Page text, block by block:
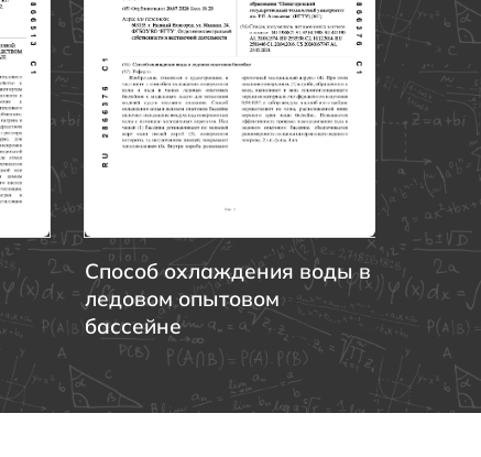
Способ охлаждения воды в
ледовом опытовом
бассейне